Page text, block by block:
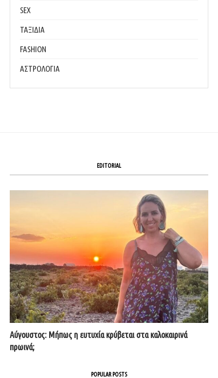
SEX
ΤΑΞΙΔΙΑ
FASHION
ΑΣΤΡΟΛΟΓΙΑ
EDITORIAL
Αύγουστος: Μήπως η ευτυχία κρύβεται στα καλοκαιρινά
πρωινά;
POPULAR POSTS